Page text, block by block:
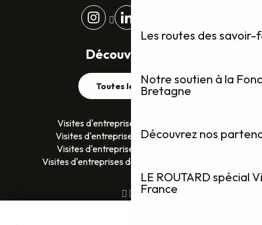
Les routes des
Notre soutien à la
Bretagne
Découvrez nos
LE ROUTARD spécial
France
Découvrez plus
Toutes les visites
Visites d'entreprises dans le Finistère
Visites d'entreprises dans le Morbihan
Visites d'entreprises en Ille-et-Vilaine
Visites d'entreprises dans les Côtes D’Armor